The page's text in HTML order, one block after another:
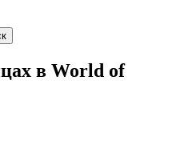
в World of